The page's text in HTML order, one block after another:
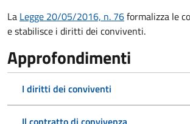
La Legge 20/05/2016, n. 76formalizza le
e stabilisce i diritti dei conviventi.
Approfondimenti
I diritti dei conviventi